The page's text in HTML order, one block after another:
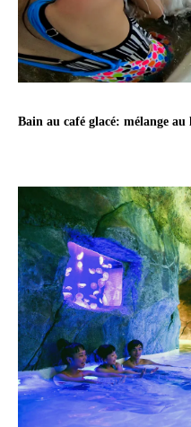
Bain au café glacé: mélange au